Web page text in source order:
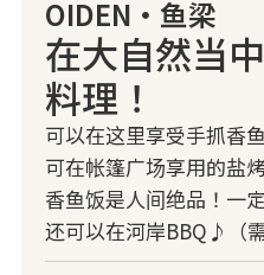
OIDEN・鱼梁
在大自然当
料理！
可以在这里享受手抓香
可在帐篷广场享用的盐
香鱼饭是人间绝品！一
还可以在河岸BBQ♪（需